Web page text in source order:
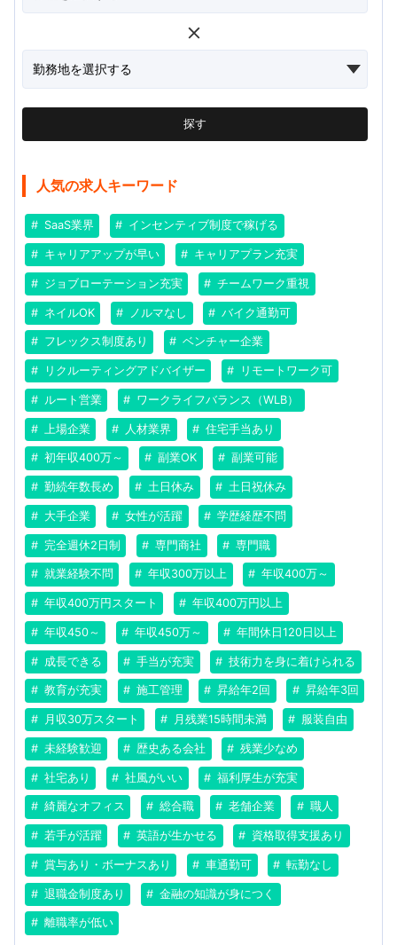
探す
人気の求人キーワード
SaaS業界 インセンティブ制度で稼げる
キャリアアップが早い キャリアプラン充実
ジョブローテーション充実 チームワーク重視
ネイルOK ノルマなし バイク通勤可
フレックス制度あり ベンチャー企業
リクルーティングアドバイザー リモートワーク可
ルート営業 ワークライフバランス（WLB）
上場企業 人材業界 住宅手当あり
初年収400万～ 副業OK 副業可能
勤続年数長め 土日休み 土日祝休み
大手企業 女性が活躍 学歴経歴不問
完全週休2日制 専門商社 専門職
就業経験不問 年収300万以上 年収400万～
年収400万円スタート 年収400万円以上
年収450～ 年収450万～ 年間休日120日以上
成長できる 手当が充実 技術力を身に着けられる
教育が充実 施工管理 昇給年2回 昇給年3回
月収30万スタート 月残業15時間未満 服装自由
未経験歓迎 歴史ある会社 残業少なめ
社宅あり 社風がいい 福利厚生が充実
綺麗なオフィス 総合職 老舗企業 職人
若手が活躍 英語が生かせる 資格取得支援あり
賞与あり・ボーナスあり 車通勤可 転勤なし
退職金制度あり 金融の知識が身につく
離職率が低い